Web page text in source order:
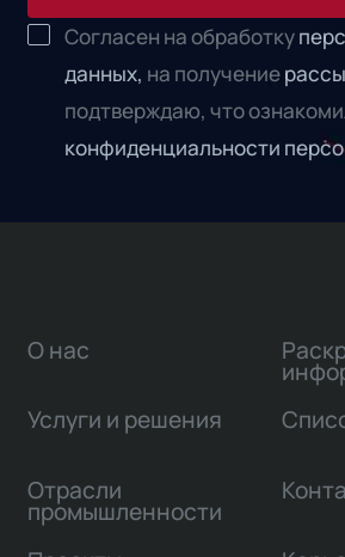
Согласен на обработку
данных, на получение
подтверждаю, что
конфиденциальности
О нас
Услуги и решения
Отрасли
промышленности